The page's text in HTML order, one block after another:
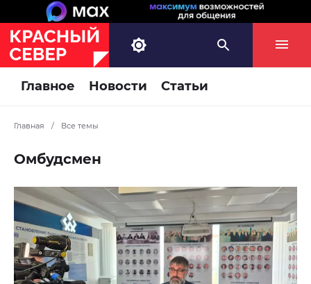
Главное Новости Статьи
Главная / Все темы
Омбудсмен